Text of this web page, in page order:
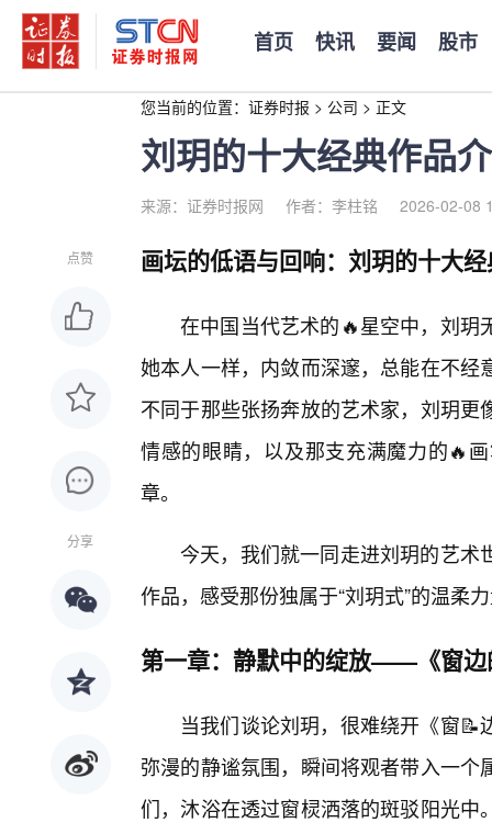
首页 快讯 要闻 股市
您当前的位置： 证券时报 > 公司 > 正文
刘玥的十大经典作品
来源：证券时报网 作者：李柱铭 2026-02-08
点赞
分享
画坛的低语与回响：刘玥的十大
在中国当代艺术的🔥星空中，刘玥
她本人一样，内敛而深邃，总能在不
不同于那些张扬奔放的艺术家，刘玥
情感的眼睛，以及那支充满魔力的🔥
章。
今天，我们就一同走进刘玥的艺术
作品，感受那份独属于“刘玥式”的温柔
第一章：静默中的绽放——《窗边
当我们谈论刘玥，很难绕开《窗
弥漫的静谧氛围，瞬间将观者带入一
们，沐浴在透过窗棂洒落的斑驳阳光